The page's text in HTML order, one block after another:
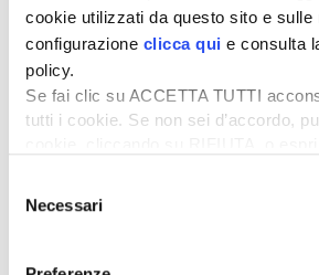
cookie utilizzati da questo sito e sulle
configurazione clicca qui e consulta
policy.
Se fai clic su ACCETTA TUTTI
tutti i cookie. Se non sei d’accordo,
desideri accettare e cliccando
delNecessari
A partire da marzo 2023 i dati
verranno integrati con i dati raccolti
rete di sensori IoT sviluppati da
gli impollinatori presenti in zona,
quantità e la specie.
BIODIVERSITÀ